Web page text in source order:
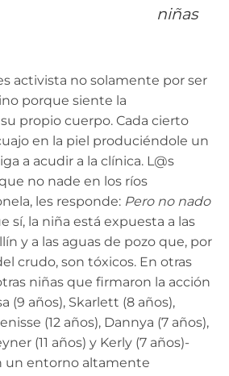
niñas
activista no solamente por ser
porque siente la
propio cuerpo. Cada cierto
en la piel produciéndole un
a acudir a la clínica. L@s
no nade en los ríos
les responde: Pero no nado
sí, la niña está expuesta a las
y a las aguas de pozo que, por
crudo, son tóxicos. En otras
niñas que firmaron la acción
(9 años), Skarlett (8 años),
(12 años), Dannya (7 años),
(11 años) y Kerly (7 años)-
un entorno altamente